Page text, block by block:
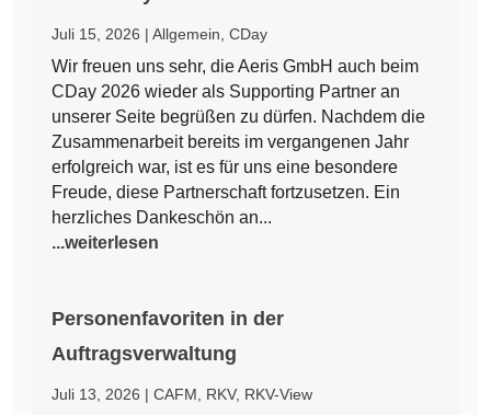
Juli 15, 2026 |Allgemein ,CDay
Wir freuen uns sehr, die Aeris GmbH auch beim
CDay 2026 wieder als Supporting Partner an
unserer Seite begrüßen zu dürfen. Nachdem die
Zusammenarbeit bereits im vergangenen Jahr
erfolgreich war, ist es für uns eine besondere
Freude, diese Partnerschaft fortzusetzen. Ein
herzliches Dankeschön an...
...weiterlesen
Personenfavoriten in der
Auftragsverwaltung
Juli 13, 2026 |CAFM RKV, RKV-View